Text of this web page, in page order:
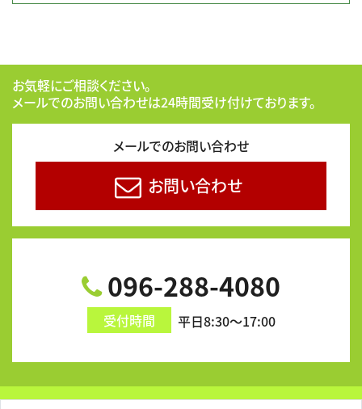
お気軽にご相談ください。
メールでのお問い合わせは24時間受け付けております。
メールでのお問い合わせ
お問い合わせ
096-288-4080
受付時間 平日8:30～17:00